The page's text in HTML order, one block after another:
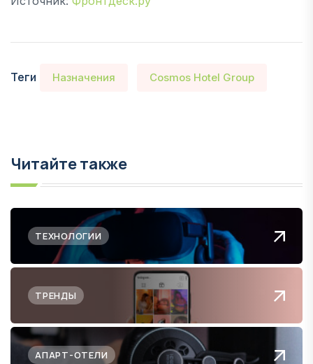
Теги Назначения Cosmos Hotel Group
Читайте также
ТЕХНОЛОГИИ
ТРЕНДЫ
АПАРТ-ОТЕЛИ